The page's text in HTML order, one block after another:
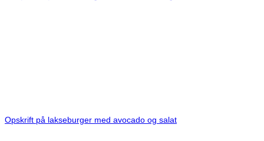
Opskrift på lakseburger med avocado og salat